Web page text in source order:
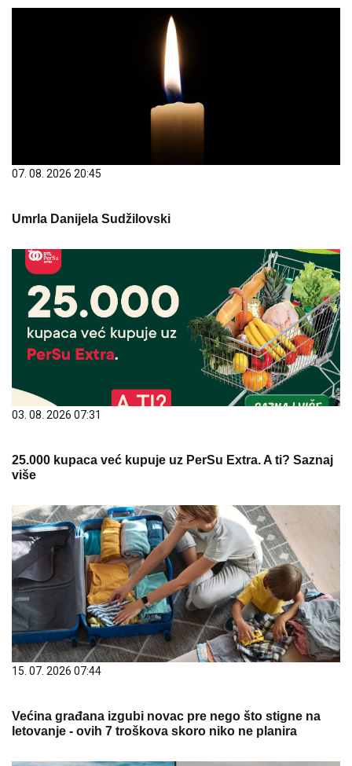
07. 08. 2026 20:45
Umrla Danijela Sudžilovski
03. 08. 2026 07:31
25.000 kupaca već kupuje uz PerSu Extra. A ti? Saznaj
više
15. 07. 2026 07:44
Većina građana izgubi novac pre nego što stigne na
letovanje - ovih 7 troškova skoro niko ne planira